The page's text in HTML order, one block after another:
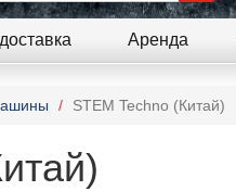
Аренда
STEM Techno (Китай)